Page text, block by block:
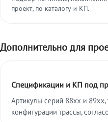
проект, по каталогу и КП.
Дополнительно для
Спецификации и КП под
Артикулы серий 88xx и 89xx,
конфигурации трассы,